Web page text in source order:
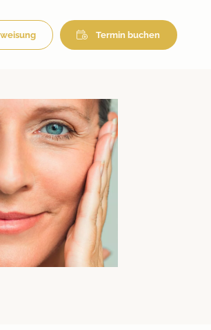
Termin buchen